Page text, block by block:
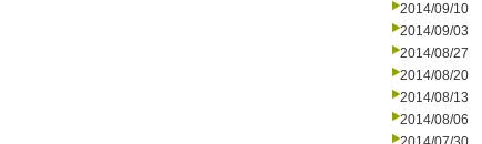
2014/09/10
2014/09/03
2014/08/27
2014/08/20
2014/08/13
2014/08/06